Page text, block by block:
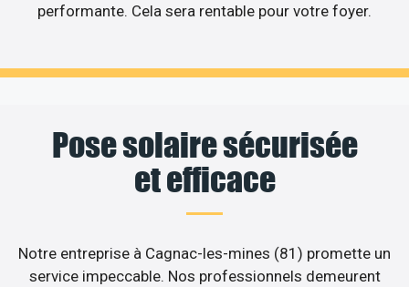
performante. Cela sera rentable pour votre foyer.
Pose solaire sécurisée
et efficace
Notre entreprise à Cagnac-les-mines (81) promette un
service impeccable. Nos professionnels demeurent